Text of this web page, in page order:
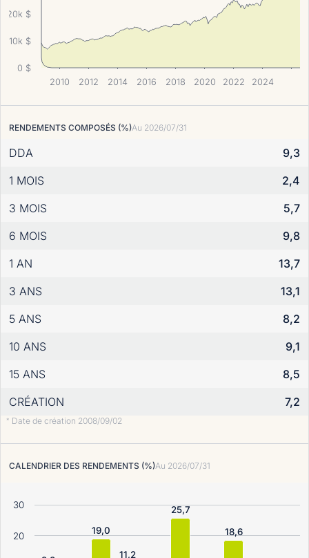
2010 2012 2014 2016 2018 2020 2022 2024
0 $
10k $
20k $
RENDEMENTS COMPOSÉS (%)Au 2026/07/31
DDA
9,3
1 MOIS
2,4
3 MOIS
5,7
6 MOIS
9,8
1 AN
13,7
3 ANS
13,1
5 ANS
8,2
10 ANS
9,1
15 ANS
8,5
CRÉATION
7,2
* Date de création 2008/09/02
CALENDRIER DES RENDEMENTS (%)Au 2026/07/31
20
30
19,0
11,2
25,7
18,6